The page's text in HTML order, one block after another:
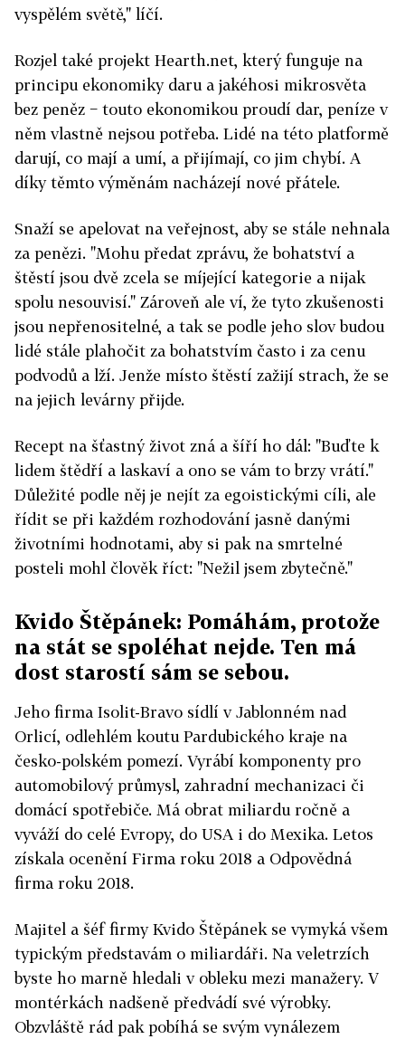
vyspělém světě," líčí.
Rozjel také projekt Hearth.net, který funguje na
principu ekonomiky daru a jakéhosi mikrosvěta
bez peněz − touto ekonomikou proudí dar, peníze v
něm vlastně nejsou potřeba. Lidé na této platformě
darují, co mají a umí, a přijímají, co jim chybí. A
díky těmto výměnám nacházejí nové přátele.
Snaží se apelovat na veřejnost, aby se stále nehnala
za penězi. "Mohu předat zprávu, že bohatství a
štěstí jsou dvě zcela se míjející kategorie a nijak
spolu nesouvisí." Zároveň ale ví, že tyto zkušenosti
jsou nepřenositelné, a tak se podle jeho slov budou
lidé stále plahočit za bohatstvím často i za cenu
podvodů a lží. Jenže místo štěstí zažijí strach, že se
na jejich levárny přijde.
Recept na šťastný život zná a šíří ho dál: "Buďte k
lidem štědří a laskaví a ono se vám to brzy vrátí."
Důležité podle něj je nejít za egoistickými cíli, ale
řídit se při každém rozhodování jasně danými
životními hodnotami, aby si pak na smrtelné
posteli mohl člověk říct: "Nežil jsem zbytečně."
Kvido Štěpánek: Pomáhám, protože
na stát se spoléhat nejde. Ten má
dost starostí sám se sebou.
Jeho firma Isolit-Bravo sídlí v Jablonném nad
Orlicí, odlehlém koutu Pardubického kraje na
česko-polském pomezí. Vyrábí komponenty pro
automobilový průmysl, zahradní mechanizaci či
domácí spotřebiče. Má obrat miliardu ročně a
vyváží do celé Evropy, do USA i do Mexika. Letos
získala ocenění Firma roku 2018 a Odpovědná
firma roku 2018.
Majitel a šéf firmy Kvido Štěpánek se vymyká všem
typickým představám o miliardáři. Na veletrzích
byste ho marně hledali v obleku mezi manažery. V
montérkách nadšeně předvádí své výrobky.
Obzvláště rád pak pobíhá se svým vynálezem